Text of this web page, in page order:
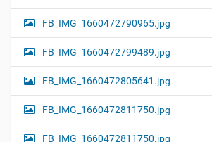
FB_IMG_1660472790965.jpg
FB_IMG_1660472799489.jpg
FB_IMG_1660472805641.jpg
FB_IMG_1660472811750.jpg
FB_IMG_1660472811750.jpg